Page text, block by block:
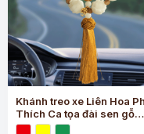
Khánh treo xe Liên Hoa
Thích Ca tọa đài sen gỗ
hoàng dương cao cấp